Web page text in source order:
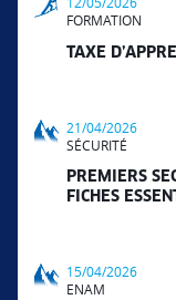
FORMATION
TAXE
21/04/2026
SÉCURITÉ
PREMIERS
FICHES
15/04/2026
ENAM